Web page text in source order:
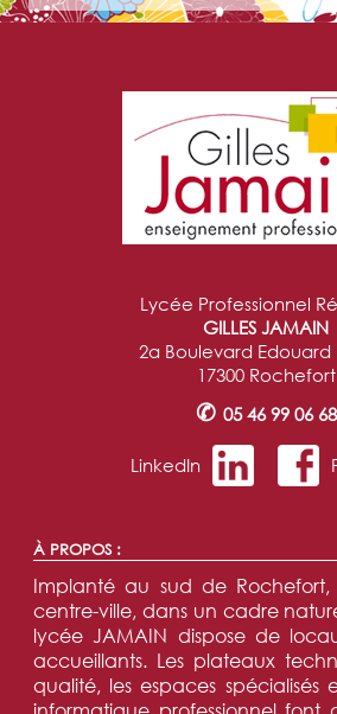
Lycée Professionnel
GILLES JAMAIN
2a Boulevard Edouard
17300 Rochefort
✆ 05 46 99 06 68
LinkedIn
À PROPOS :
Implanté au sud de
centre-ville, dans un cadre
lycée JAMAIN dispose de
accueillants. Les plateaux
qualité, les espaces spécialisés